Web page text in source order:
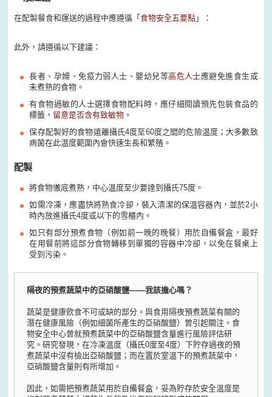
在配製餐食和運送的過程中應遵循「食物安全五要點 」：
此外，請遵循以下建議：
長者、孕婦、免疫力弱人士、嬰幼兒等高危人士應避免進食生或
未煮熟的食物。
有食物過敏的人士選擇食物配料時，應仔細閱讀預先包裝食品的
標籤， 留意是否含有致敏物 。
保存配製好的食物遠離攝氏4度至60度之間的危險温度；大多數致
病菌在此温度範圍內會快速生長和繁殖。
配製
將食物徹底煮熟，中心温度至少要達到攝氏75度。
如需冷凍，應盡快將熟食冷卻，裝入淸潔的保温容器內，並於2小
時內放進攝氏4度或以下的雪櫃內。
如只有部分預煮食物（例如前一晚的晚餐）用於自備餐盒，最好
在用餐前將這部分食物轉移到單獨的容器中冷卻，以免在餐桌上
受到污染。
隔夜的預煮蔬菜中的亞硝酸鹽——我該擔心嗎？
蔬菜是健康飮食不可或缺的部分。與食用隔夜預煮蔬菜有關的
潛在健康風險（例如細菌所產生的亞硝酸鹽）曾引起關注。食
物安全中心曾就預煮蔬菜中的亞硝酸鹽含量進行風險評估研
究。研究發現，在冷凍温度（攝氏0度至4度）下貯存過夜的預
煮蔬菜中沒有檢出亞硝酸鹽；而在置於室温下的預煮蔬菜中，
亞硝酸鹽含量則有所增加。
因此，如需把預煮蔬菜用於自備餐盒，妥為貯存於安全温度是